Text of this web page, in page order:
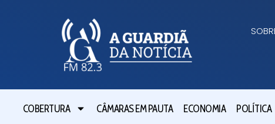
COBERTURA CÂMARAS EM PAUTA ECONOMIA POLÍTICA